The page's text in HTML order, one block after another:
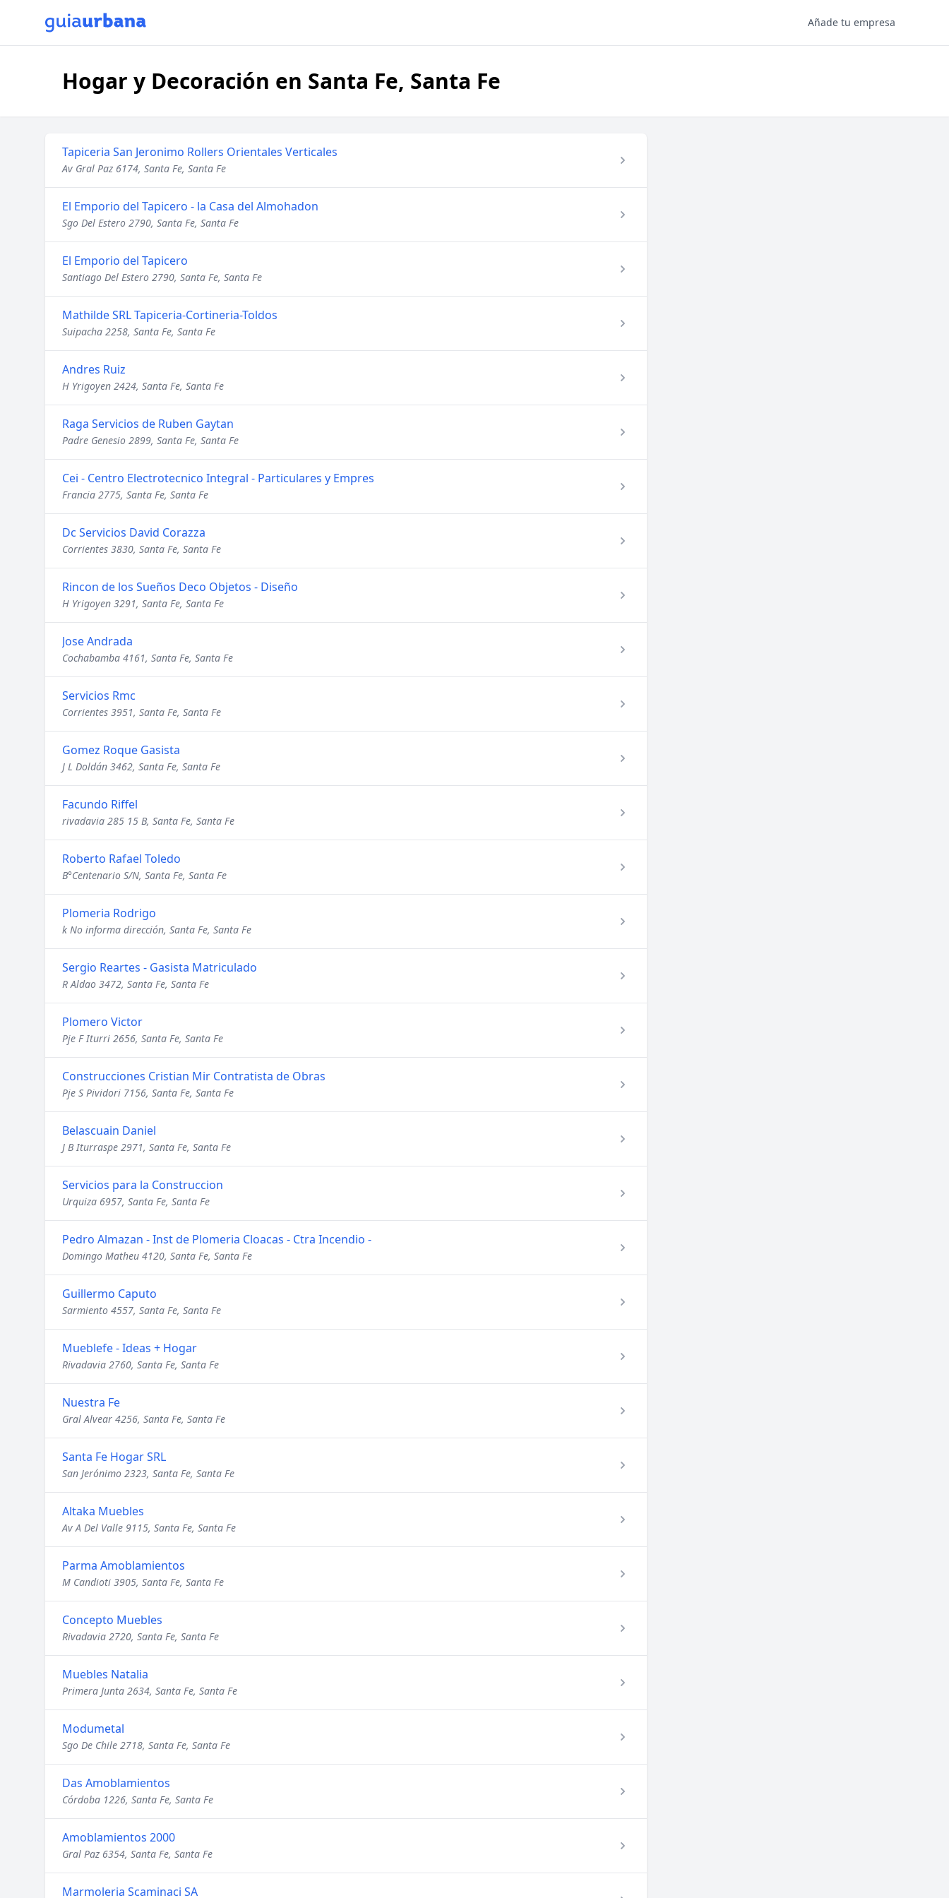
Añade tu empresa
Hogar y Decoración en Santa Fe, Santa Fe
Tapiceria San Jeronimo Rollers Orientales Verticales
Av Gral Paz 6174, Santa Fe, Santa Fe
El Emporio del Tapicero - la Casa del Almohadon
Sgo Del Estero 2790, Santa Fe, Santa Fe
El Emporio del Tapicero
Santiago Del Estero 2790, Santa Fe, Santa Fe
Mathilde SRL Tapiceria-Cortineria-Toldos
Suipacha 2258, Santa Fe, Santa Fe
Andres Ruiz
H Yrigoyen 2424, Santa Fe, Santa Fe
Raga Servicios de Ruben Gaytan
Padre Genesio 2899, Santa Fe, Santa Fe
Cei - Centro Electrotecnico Integral - Particulares y Empres
Francia 2775, Santa Fe, Santa Fe
Dc Servicios David Corazza
Corrientes 3830, Santa Fe, Santa Fe
Rincon de los Sueños Deco Objetos - Diseño
H Yrigoyen 3291, Santa Fe, Santa Fe
Jose Andrada
Cochabamba 4161, Santa Fe, Santa Fe
Servicios Rmc
Corrientes 3951, Santa Fe, Santa Fe
Gomez Roque Gasista
J L Doldán 3462, Santa Fe, Santa Fe
Facundo Riffel
rivadavia 285 15 B, Santa Fe, Santa Fe
Roberto Rafael Toledo
B°Centenario S/N, Santa Fe, Santa Fe
Plomeria Rodrigo
k No informa dirección, Santa Fe, Santa Fe
Sergio Reartes - Gasista Matriculado
R Aldao 3472, Santa Fe, Santa Fe
Plomero Victor
Pje F Iturri 2656, Santa Fe, Santa Fe
Construcciones Cristian Mir Contratista de Obras
Pje S Pividori 7156, Santa Fe, Santa Fe
Belascuain Daniel
J B Iturraspe 2971, Santa Fe, Santa Fe
Servicios para la Construccion
Urquiza 6957, Santa Fe, Santa Fe
Pedro Almazan - Inst de Plomeria Cloacas - Ctra Incendio -
Domingo Matheu 4120, Santa Fe, Santa Fe
Guillermo Caputo
Sarmiento 4557, Santa Fe, Santa Fe
Mueblefe - Ideas + Hogar
Rivadavia 2760, Santa Fe, Santa Fe
Nuestra Fe
Gral Alvear 4256, Santa Fe, Santa Fe
Santa Fe Hogar SRL
San Jerónimo 2323, Santa Fe, Santa Fe
Altaka Muebles
Av A Del Valle 9115, Santa Fe, Santa Fe
Parma Amoblamientos
M Candioti 3905, Santa Fe, Santa Fe
Concepto Muebles
Rivadavia 2720, Santa Fe, Santa Fe
Muebles Natalia
Primera Junta 2634, Santa Fe, Santa Fe
Modumetal
Sgo De Chile 2718, Santa Fe, Santa Fe
Das Amoblamientos
Córdoba 1226, Santa Fe, Santa Fe
Amoblamientos 2000
Gral Paz 6354, Santa Fe, Santa Fe
Marmoleria Scaminaci SA